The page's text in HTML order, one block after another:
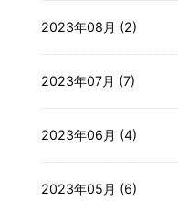
2023年08月 (2)
2023年07月 (7)
2023年06月 (4)
2023年05月 (6)